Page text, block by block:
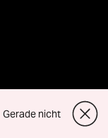
Gerade nicht